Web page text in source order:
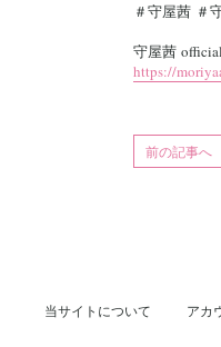
＃守屋茜 ＃
守屋茜
https://
前の記事へ
当サイトについて アカ